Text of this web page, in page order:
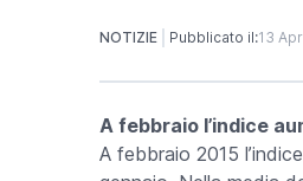
NOTIZIE Pubblicato il:13
A febbraio l’indice
A febbraio 2015